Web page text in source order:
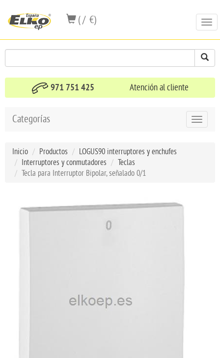
( / €)
971 751 425 Atención al cliente
Toggle
Categorías
Inicio Productos
LOGUS90 interruptores y enchufes
Interruptores y conmutadores
Teclas
Tecla para Interruptor Bipolar, señalado 0/1